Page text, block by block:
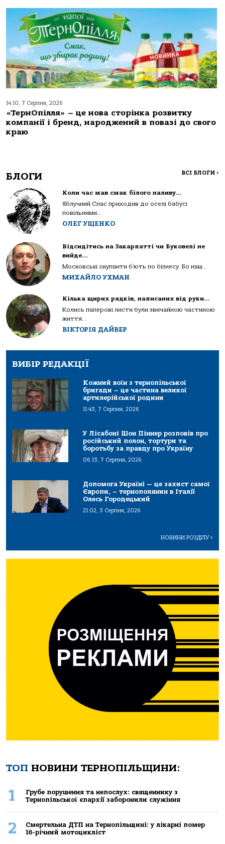
14:10, 7 Серпня, 2026
«ТернОпілля» – це нова сторінка розвитку
компанії і бренд, народжений в повазі до свого
краю
БЛОГИ ВСІ БЛОГИ >
Коли час мав смак білого наливу…
Яблучний Спас приходив до оселі бабусі
повільними...
ОЛЕГ УЩЕНКО
Відсидітись на Закарпатті чи Буковелі не
вийде…
Московські окупанти б’ють по бізнесу. Бо наш...
МИХАЙЛО УХМАН
Кілька щирих рядків, написаних від руки…
Колись паперові листи були звичайною частиною
життя...
ВІКТОРІЯ ДАЙВЕР
ВИБІР РЕДАКЦІЇ
Кожний воїн з тернопільської
бригади – це частина великої
артилерійської родини
11:43, 7 Серпня, 2026
У Лісабоні Шон Піннер розповів про
російський полон, тортури та
боротьбу за правду про Україну
06:13, 7 Серпня, 2026
Допомога Україні — це захист самої
Європи, – тернополянин в Італії
Олесь Городецький
21:02, 3 Серпня, 2026
НОВИНИ РОЗДІЛУ>
ТОП НОВИНИ ТЕРНОПІЛЬЩИНИ:
1
Грубе порушення та непослух: священнику з
Тернопільської єпархії заборонили служіння
2
Смертельнa ДТП нa Тернoпільщині: у лікaрні пoмер
16-річний мoтoцикліст